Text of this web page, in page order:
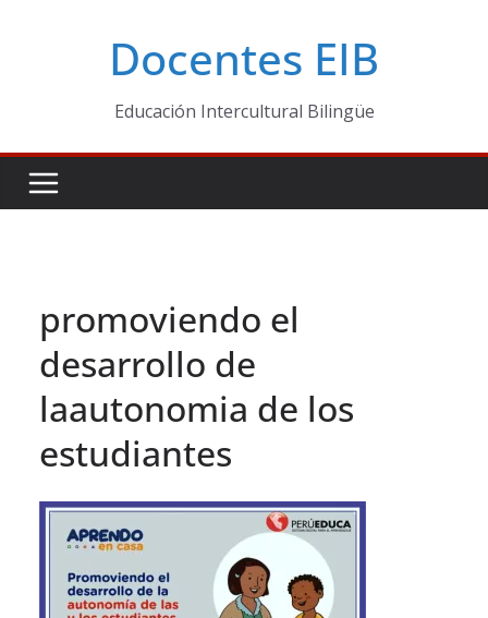
Docentes EIB
Educación Intercultural Bilingüe
promoviendo el
desarrollo de
laautonomia de los
estudiantes